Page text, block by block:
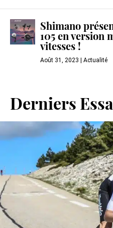
Shimano
105 en version
vitesses !
Août 31, 2023 Actualité
Derniers